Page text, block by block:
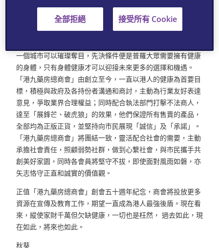
國，以及「港九藥房總商會」成立，上述哪一件事情對港人影
響最大？一般來說，問題愈深，答案往往令人難以猜測，甚至
一個城市可以璀璨奪目，先決條件便是普羅大眾需要擁有健康
的身體，只有身體健康才可以迎接未來更多的選擇和機遇。
「港九藥房總商會」由創立至今，一直以港人的健康為首要目
標，積極與政府及各持份者溝通和商討，主動為行業友好表達
意見，爭取業界合理權益；同時配合執法部門打擊不法商人，
達至「展鋒芒、破虎狼」的效果，他們保證所有售賣的產品，
全部均為正版正貨，並堅持向市民展現「誠信」及「承諾」。
「港九藥房總商會」將團結一致，靈活配合社會的需要，主動
承擔社會責任，照顧弱勢社群，做到心繫社會，與市民攜手共
創美好家園，同時各會員將堅守不拔，即使面對風雨如磐，亦
矢志恪守正直和誠實的價值觀。
正值「港九藥房總商會」創會五十週年紀念，商會將投放更多
資源在宣傳及教育工作，期望一直成為港人最強後盾。現在看
來，縱使家財千萬但欠缺健康，一切也是枉然， 過去如此，現
在如此，將來也如此。
秋葵
全部拒絕 接受所有 Cookie